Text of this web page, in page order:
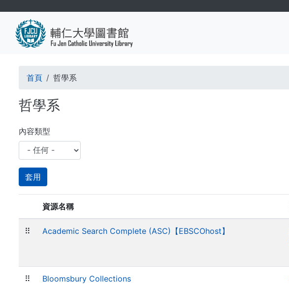
導
航
連
結
首頁 哲學系
哲學系
內容類型
資源名稱
⠿ Academic Search Complete (ASC)【EBSCOhost】
⠿ Bloomsbury Collections